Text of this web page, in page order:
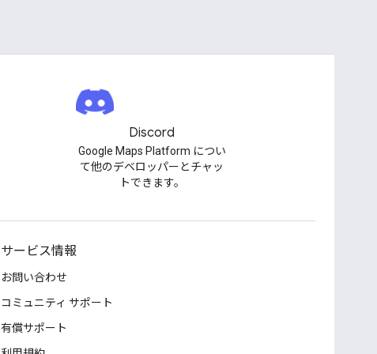
Discord
Google Maps Platform につい
て他のデベロッパーとチャッ
トできます。
サービス情報
お問い合わせ
コミュニティ サポート
有償サポート